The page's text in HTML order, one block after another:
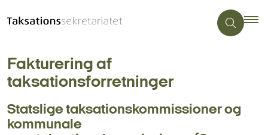
Fakturering af
taksationsforretninger
Statslige taksationskommissioner og
kommunale